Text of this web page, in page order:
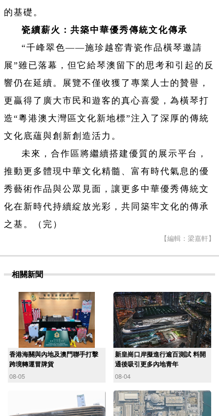
的基礎。
瓷續薪火：共築中華優秀傳統文化傳承
“千峰翠色——施珍越窑青瓷作品橫琴邀請
展”雖已落幕，但它給琴澳留下的思考和引起的反
響仍在延續。展覽不僅收獲了專業人士的贊譽，
更贏得了廣大市民和遊客的真心喜愛，為橫琴打
造“粵港澳大灣區文化新地標”注入了深厚的傳統
文化底蘊與創新創造活力。
未來，合作區將繼續搭建優質的展示平台，
推動更多體現中華文化精髓、富有時代氣息的優
秀藝術作品與公眾見面，讓更多中華優秀傳統文
化在新時代持續綻放光彩，共同築牢文化的傳承
之基。（完）
【編輯：梁嘉軒】
相關新聞
香港海關與內地及澳門聯手打擊
跨境轉運冒牌貨
08-05
新皇崗口岸擬進行逾百測試 料開
通後吸引更多內地青年
08-04